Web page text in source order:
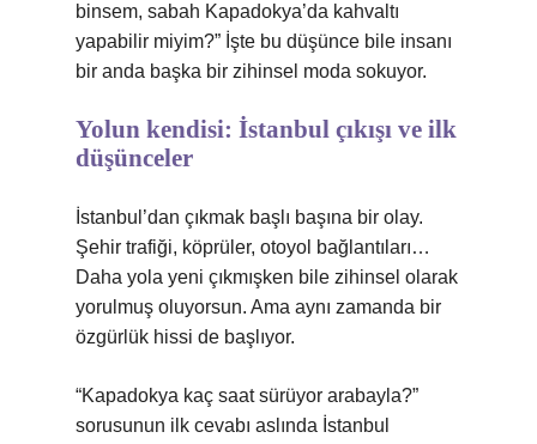
binsem, sabah Kapadokya’da kahvaltı
yapabilir miyim?” İşte bu düşünce bile insanı
bir anda başka bir zihinsel moda sokuyor.
Yolun kendisi: İstanbul çıkışı ve ilk
düşünceler
İstanbul’dan çıkmak başlı başına bir olay.
Şehir trafiği, köprüler, otoyol bağlantıları…
Daha yola yeni çıkmışken bile zihinsel olarak
yorulmuş oluyorsun. Ama aynı zamanda bir
özgürlük hissi de başlıyor.
“Kapadokya kaç saat sürüyor arabayla?”
sorusunun ilk cevabı aslında İstanbul